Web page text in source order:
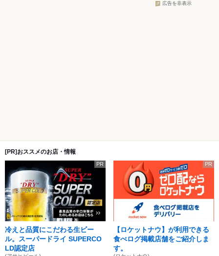
広告を非表示
[PR]おススメのお店・情報
PR
冷えと品質にこだわる生ビー
ル。スーパードライ SUPERCO
LD認定店
PR
【ロケットナウ】が利用できる
食べログ掲載店舗をご紹介しま
す。